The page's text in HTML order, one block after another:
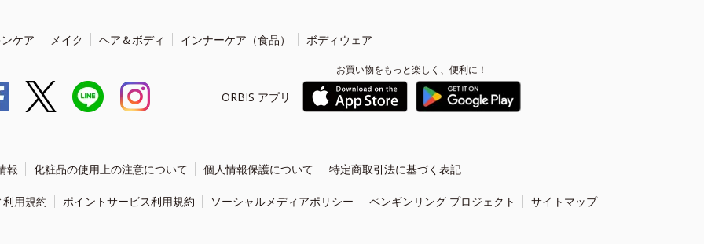
ケア メイク ヘア＆ボディ インナーケア（食品） ボディウェア
ORBIS アプリ
お買い物をもっと楽しく、便利に！
報 化粧品の使用上の注意について 個人情報保護について 特定商取引法に基づく表記
用規約 ポイントサービス利用規約 ソーシャルメディアポリシー ペンギンリング プロジェクト サイトマップ